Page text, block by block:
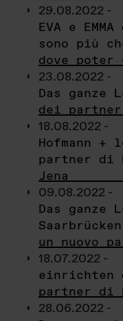
29.08.2022 -
EVA e
sono più
dove poter
23.08.2022 -
Das ganze
dei
18.08.2022 -
Hofmann
partner di
Jena
09.08.2022 -
Das ganze
un nuovo
18.07.2022 -
einrichten
partner di
28.06.2022 -